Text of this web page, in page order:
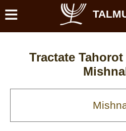
≡
Tractate